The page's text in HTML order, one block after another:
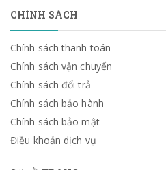
CHÍNH SÁCH
Chính sách thanh toán
Chính sách vận chuyển
Chính sách đổi trả
Chính sách bảo hành
Chính sách bảo mật
Điều khoản dịch vụ